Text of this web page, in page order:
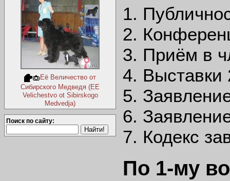
Её Величество от
Сибирского Медведя (EE
Velichestvo ot Sibirskogo
Medvedja)
Поиск по сайту:
1.
2.
3. Приём в
4. Выставки
5.
6.
7. Кодекс
По 1-му